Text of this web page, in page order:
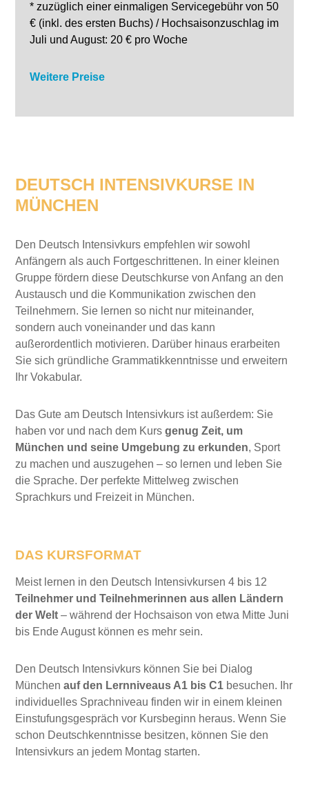
* zuzüglich einer einmaligen Servicegebühr von 50
€ (inkl. des ersten Buchs) / Hochsaisonzuschlag im
Juli und August: 20 € pro Woche
Weitere Preise
DEUTSCH INTENSIVKURSE IN
MÜNCHEN
Den Deutsch Intensivkurs empfehlen wir sowohl
Anfängern als auch Fortgeschrittenen. In einer kleinen
Gruppe fördern diese Deutschkurse von Anfang an den
Austausch und die Kommunikation zwischen den
Teilnehmern. Sie lernen so nicht nur miteinander,
sondern auch voneinander und das kann
außerordentlich motivieren. Darüber hinaus erarbeiten
Sie sich gründliche Grammatikkenntnisse und erweitern
Ihr Vokabular.
Das Gute am Deutsch Intensivkurs ist außerdem: Sie
haben vor und nach dem Kursgenug Zeit, um
München und seine Umgebung zu erkunden, Sport
zu machen und auszugehen – so lernen und leben Sie
die Sprache. Der perfekte Mittelweg zwischen
Sprachkurs und Freizeit in München.
DAS KURSFORMAT
Meist lernen in den Deutsch Intensivkursen 4 bis 12
Teilnehmer und Teilnehmerinnen aus allen Ländern
der Welt – während der Hochsaison von etwa Mitte Juni
bis Ende August können es mehr sein.
Den Deutsch Intensivkurs können Sie bei Dialog
Münchenauf den Lernniveaus A1 bis C1 besuchen. Ihr
individuelles Sprachniveau finden wir in einem kleinen
Einstufungsgespräch vor Kursbeginn heraus. Wenn Sie
schon Deutschkenntnisse besitzen, können Sie den
Intensivkurs an jedem Montag starten.